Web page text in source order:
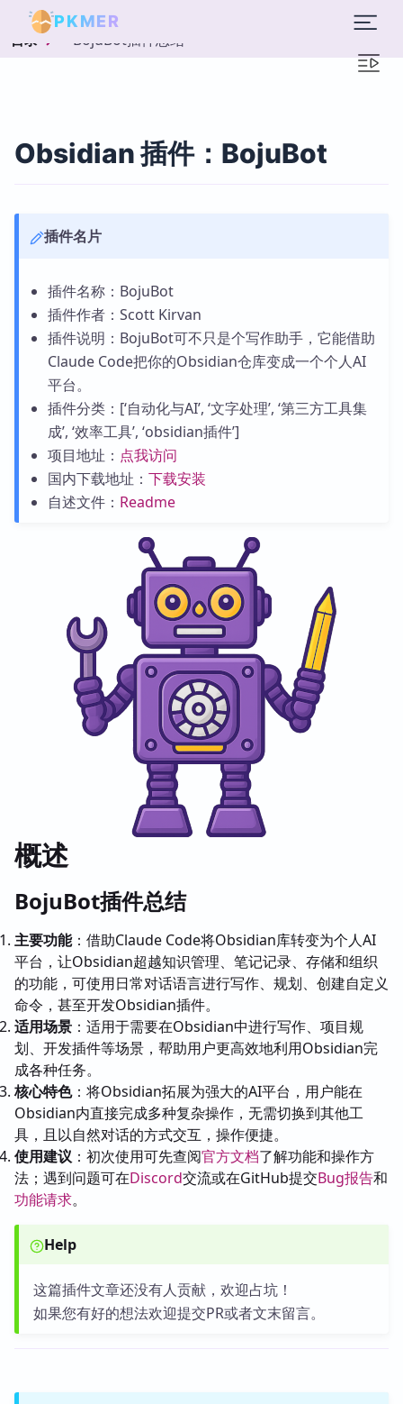
PKMER
目录 BojuBot插件总结
Obsidian 插件：BojuBot
插件名片
插件名称：BojuBot
插件作者：Scott Kirvan
插件说明：BojuBot可不只是个写作助手，它能借助
Claude Code把你的Obsidian仓库变成一个个人AI
平台。
插件分类：[‘自动化与AI’, ‘文字处理’, ‘第三方工具集
成’, ‘效率工具’, ‘obsidian插件’]
项目地址： 点我访问
国内下载地址： 下载安装
自述文件： Readme
概述
BojuBot插件总结
主要功能：借助Claude Code将Obsidian库转变为个人AI
平台，让Obsidian超越知识管理、笔记记录、存储和组织
的功能，可使用日常对话语言进行写作、规划、创建自定义
命令，甚至开发Obsidian插件。
适用场景 ：适用于需要在Obsidian中进行写作、项目规
划、开发插件等场景，帮助用户更高效地利用Obsidian完
成各种任务。
核心特色：将Obsidian拓展为强大的AI平台，用户能在
Obsidian内直接完成多种复杂操作，无需切换到其他工
具，且以自然对话的方式交互，操作便捷。
使用建议 ：初次使用可先查阅官方文档了解功能和操作方
法；遇到问题可在Discord交流或在GitHub提交Bug报告和
功能请求。
Help
这篇插件文章还没有人贡献，欢迎占坑！
如果您有好的想法欢迎提交PR或者文末留言。